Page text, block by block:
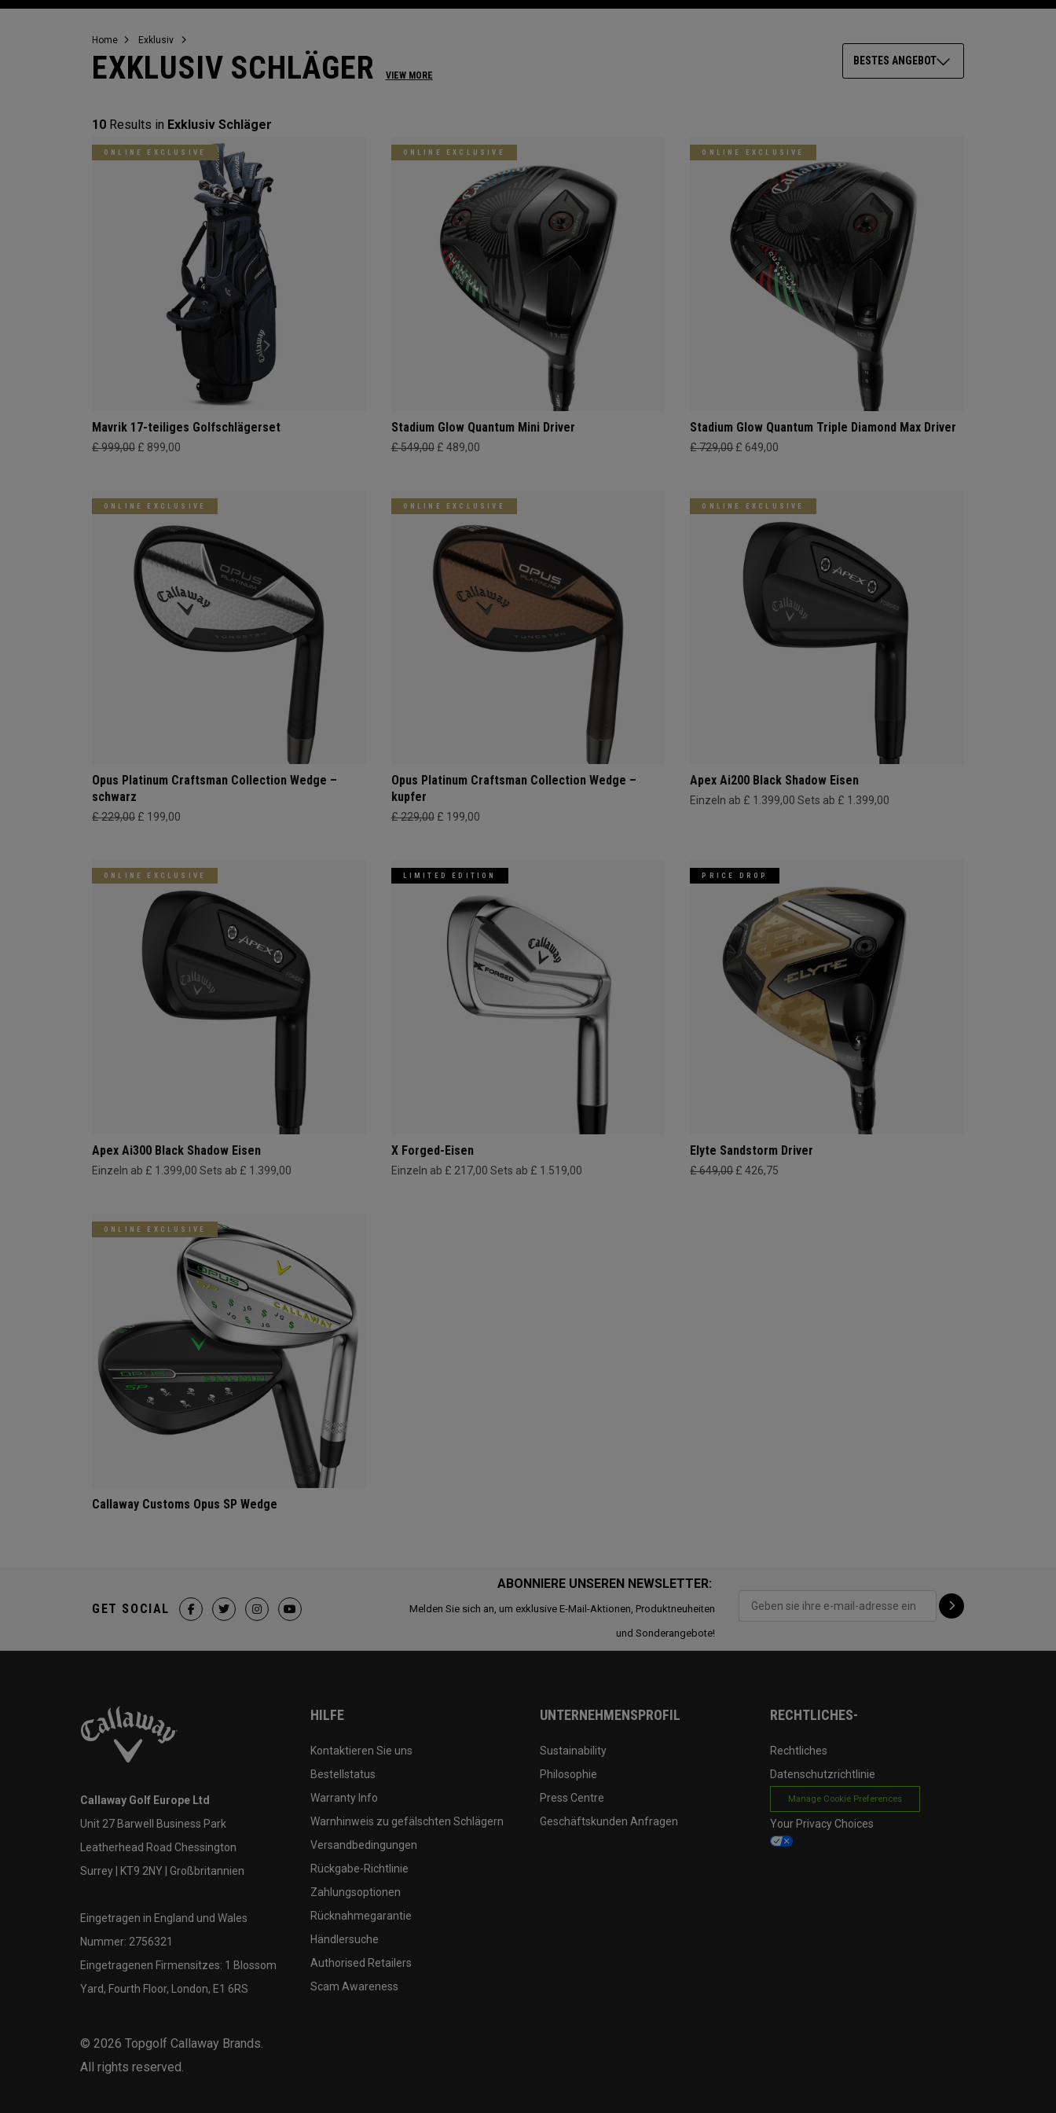
Home Exklusiv
EXKLUSIV SCHLÄGER VIEW MORE
BESTES ANGEBOT
10 Results in Exklusiv Schläger
ONLINE EXCLUSIVE
Mavrik 17-teiliges Golfschlägerset
£ 999,00 £ 899,00
ONLINE EXCLUSIVE
Stadium Glow Quantum Mini Driver
£ 549,00 £ 489,00
ONLINE EXCLUSIVE
Stadium Glow Quantum Triple Diamond Max Driver
£ 729,00 £ 649,00
ONLINE EXCLUSIVE
Opus Platinum Craftsman Collection Wedge –
schwarz
£ 229,00 £ 199,00
ONLINE EXCLUSIVE
Opus Platinum Craftsman Collection Wedge –
kupfer
£ 229,00 £ 199,00
ONLINE EXCLUSIVE
Apex Ai200 Black Shadow Eisen
Einzeln ab £ 1.399,00 Sets ab £ 1.399,00
ONLINE EXCLUSIVE
Apex Ai300 Black Shadow Eisen
Einzeln ab £ 1.399,00 Sets ab £ 1.399,00
LIMITED EDITION
X Forged-Eisen
Einzeln ab £ 217,00 Sets ab £ 1.519,00
PRICE DROP
Elyte Sandstorm Driver
£ 649,00 £ 426,75
ONLINE EXCLUSIVE
Callaway Customs Opus SP Wedge
ABONNIERE UNSEREN NEWSLETTER:
Melden Sie sich an, um exklusive E-Mail-Aktionen, Produktneuheiten
und Sonderangebote!
GET SOCIAL
Callaway Golf Europe Ltd
Unit 27 Barwell Business Park
Leatherhead Road Chessington
Surrey | KT9 2NY | Großbritannien
Eingetragen in England und Wales
Nummer: 2756321
Eingetragenen Firmensitzes: 1 Blossom
Yard, Fourth Floor, London, E1 6RS
© 2026 Topgolf Callaway Brands.
All rights reserved.
HILFE
Kontaktieren Sie uns
Bestellstatus
Warranty Info
Warnhinweis zu gefälschten Schlägern
Versandbedingungen
Rückgabe-Richtlinie
Zahlungsoptionen
Rücknahmegarantie
Händlersuche
Authorised Retailers
Scam Awareness
UNTERNEHMENSPROFIL
Sustainability
Philosophie
Press Centre
Geschäftskunden Anfragen
RECHTLICHES-
Rechtliches
Datenschutzrichtlinie
Manage Cookie Preferences
Your Privacy Choices